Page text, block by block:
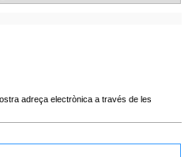
adreça electrònica a través de les